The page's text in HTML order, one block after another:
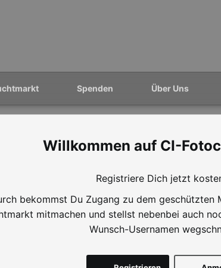
Spenden Über Uns
CI-
Registriere Dich jetzt
bekommst Du Zugang zu dem geschützten
mitmachen und stellst nebenbei auch
Wunsch-Usernamen